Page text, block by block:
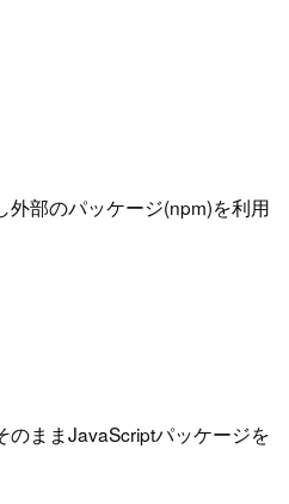
外部のパッケージ(npm)を利用
ままJavaScriptパッケージを